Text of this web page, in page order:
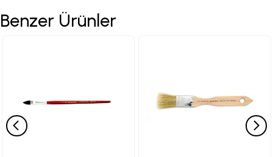
Benzer Ürünler